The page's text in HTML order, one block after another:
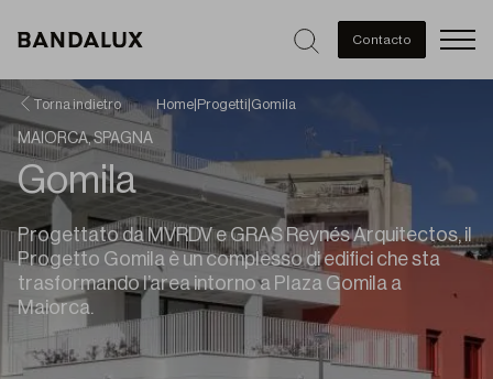
Contacto
Torna indietro Home Progetti Gomila
MAIORCA, SPAGNA
Gomila
Progettato da MVRDV e GRAS Reynés Arquitectos, il
Progetto Gomila è un complesso di edifici che sta
trasformando l’area intorno a Plaza Gomila a
Maiorca.